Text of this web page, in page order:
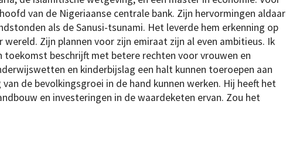
van de Nigeriaanse centrale bank. Zijn hervormingen aldaar
als de Sanusi-tsunami. Het leverde hem erkenning op
Zijn plannen voor zijn emiraat zijn al even ambitieus. Ik
beschrijft met betere rechten voor vrouwen en
en kinderbijslag een halt kunnen toeroepen aan
de bevolkingsgroei in de hand kunnen werken. Hij heeft het
en investeringen in de waardeketen ervan. Zou het